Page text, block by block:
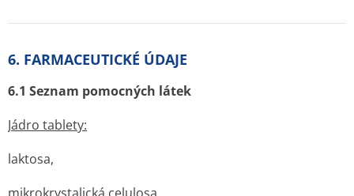
6. FARMACEUTICKÉ ÚDAJE
6.1 Seznam pomocných látek
Jádro tablety:
laktosa,